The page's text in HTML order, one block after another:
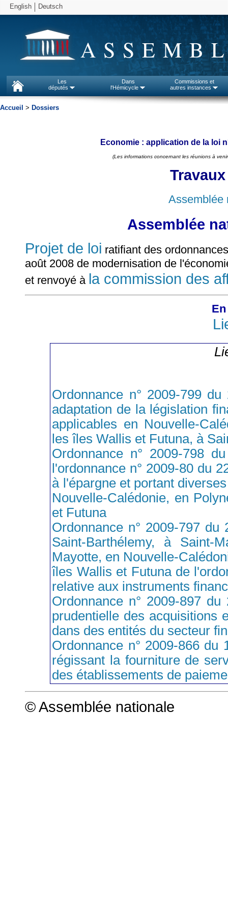
English Deutsch
Les
députés
Dans
l'Hémicycle
Commissions et
autres instances
Accueil > Dossiers
Economie : application de la loi
(Les informations concernant les réunions à
Assemblée
Assemblée
Projet de loi ratifiant des
août 2008 de modernisation de
et renvoyé à la commission des
Ordonnance n° 2009-799
adaptation de la législation
applicables en Nouvelle-
les îles Wallis et Futuna, à
Ordonnance n° 2009-798
l'ordonnance n° 2009-80 du
à l'épargne et portant
Nouvelle-Calédonie, en
et Futuna
Ordonnance n° 2009-797
Saint-Barthélemy, à Saint-
Mayotte, en Nouvelle-
îles Wallis et Futuna de
relative aux instruments
Ordonnance n° 2009-897
prudentielle des acquisitions
dans des entités du secteur
Ordonnance n° 2009-866
régissant la fourniture de
des établissements de
© Assemblée nationale